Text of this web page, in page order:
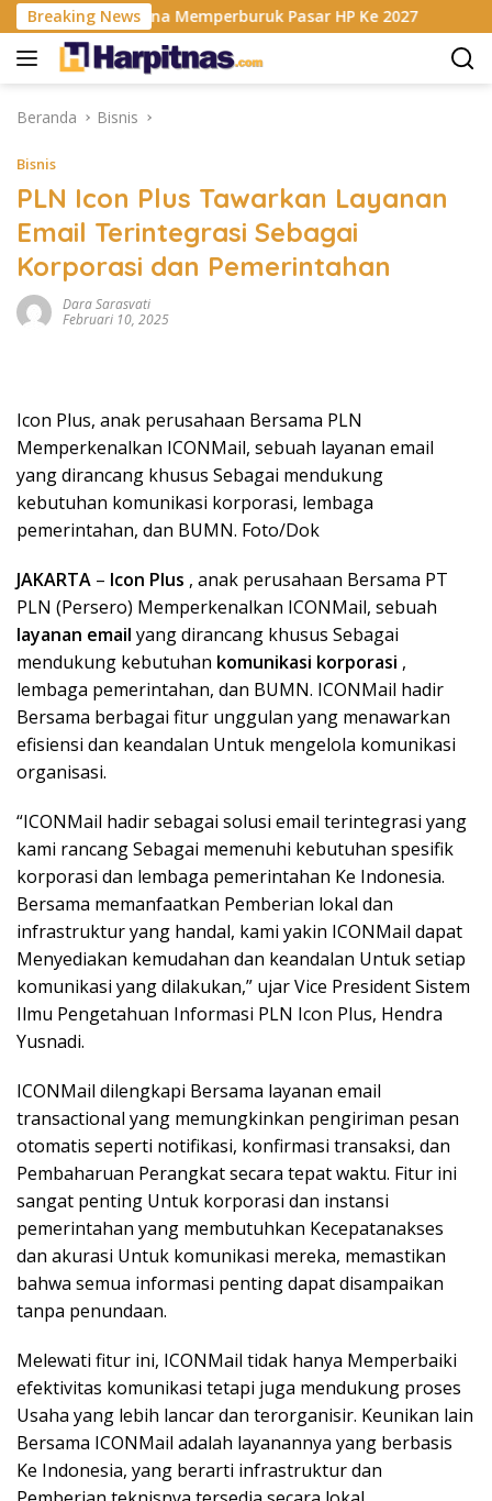
Langsung
ke
konten
Breaking News
Berencana Memperburuk Pasar HP Ke 2027
Beranda Bisnis
Bisnis
PLN Icon Plus Tawarkan Layanan
Email Terintegrasi Sebagai
Korporasi dan Pemerintahan
Dara Sarasvati
Februari 10, 2025
Icon Plus, anak perusahaan Bersama PLN
Memperkenalkan ICONMail, sebuah layanan email
yang dirancang khusus Sebagai mendukung
kebutuhan komunikasi korporasi, lembaga
pemerintahan, dan BUMN. Foto/Dok
JAKARTA – Icon Plus , anak perusahaan Bersama PT
PLN (Persero) Memperkenalkan ICONMail, sebuah
layanan email yang dirancang khusus Sebagai
mendukung kebutuhan komunikasi korporasi ,
lembaga pemerintahan, dan BUMN. ICONMail hadir
Bersama berbagai fitur unggulan yang menawarkan
efisiensi dan keandalan Untuk mengelola komunikasi
organisasi.
“ICONMail hadir sebagai solusi email terintegrasi yang
kami rancang Sebagai memenuhi kebutuhan spesifik
korporasi dan lembaga pemerintahan Ke Indonesia.
Bersama memanfaatkan Pemberian lokal dan
infrastruktur yang handal, kami yakin ICONMail dapat
Menyediakan kemudahan dan keandalan Untuk setiap
komunikasi yang dilakukan,” ujar Vice President Sistem
Ilmu Pengetahuan Informasi PLN Icon Plus, Hendra
Yusnadi.
ICONMail dilengkapi Bersama layanan email
transactional yang memungkinkan pengiriman pesan
otomatis seperti notifikasi, konfirmasi transaksi, dan
Pembaharuan Perangkat secara tepat waktu. Fitur ini
sangat penting Untuk korporasi dan instansi
pemerintahan yang membutuhkan Kecepatanakses
dan akurasi Untuk komunikasi mereka, memastikan
bahwa semua informasi penting dapat disampaikan
tanpa penundaan.
Melewati fitur ini, ICONMail tidak hanya Memperbaiki
efektivitas komunikasi tetapi juga mendukung proses
Usaha yang lebih lancar dan terorganisir. Keunikan lain
Bersama ICONMail adalah layanannya yang berbasis
Ke Indonesia, yang berarti infrastruktur dan